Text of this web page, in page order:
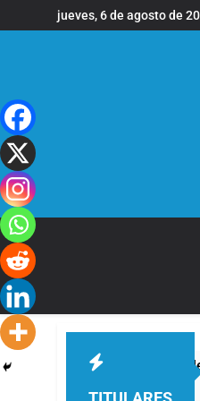
al
jueves, 6 de agosto de
y fuertes ráfagas de viento